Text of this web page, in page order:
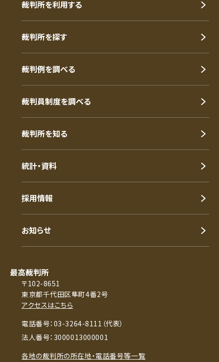
裁判所を利用する
裁判所を探す
裁判例を調べる
裁判員制度を調べる
裁判所を知る
統計・資料
採用情報
お知らせ
最高裁判所
〒102-8651
東京都千代田区隼町4番2号
アクセスはこちら
電話番号：03-3264-8111（代表）
法人番号：3000013000001
各地の裁判所の所在地・電話番号等一覧